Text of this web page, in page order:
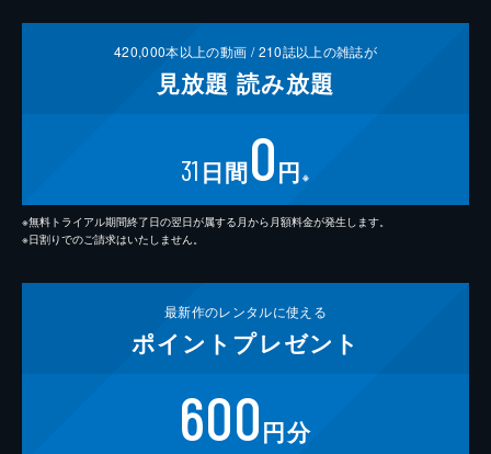
420,000本以上の動画 /210誌以上の雑誌が
見放題 読み放題
31 日間0円 ※
※無料トライアル期間終了日の翌日が属する月から月額料金が発生します。
※日割りでのご請求はいたしません。
最新作のレンタルに使える
ポイント プレゼント
600円分